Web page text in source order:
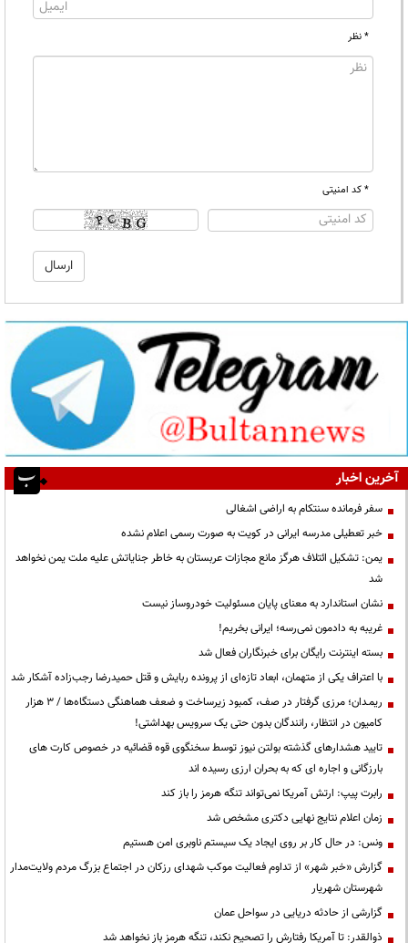
* نظر
* کد امنیتی
آخرین اخبار
سفر فرمانده سنتکام به اراضی اشغالی
خبر تعطیلی مدرسه ایرانی در کویت به صورت رسمی اعلام نشده
یمن: تشکیل ائتلاف هرگز مانع مجازات عربستان به خاطر جنایاتش علیه ملت یمن نخواهد
شد
نشان استاندارد به معنای پایان مسئولیت خودروساز نیست
غریبه به دادمون نمی‌رسه؛ ایرانی بخریم!
بسته اینترنت رایگان برای خبرنگاران فعال شد
با اعتراف یکی از متهمان، ابعاد تازه‌ای از پرونده ربایش و قتل حمیدرضا رجب‌زاده آشکار شد
ریمـدان؛ مرزی گرفتار در صف، کمبود زیرساخت و ضعف هماهنگی دستگاه‌ها / ۳ هزار
کامیون در انتظار، رانندگان بدون حتی یک سرویس بهداشتی!
تایید هشدارهای گذشته بولتن نیوز توسط سخنگوی قوه قضائیه در خصوص کارت های
بارزگانی و اجاره ای که به بحران ارزی رسیده اند
رابرت پیپ: ارتش آمریکا نمی‌تواند تنگه هرمز را باز کند
زمان اعلام نتایج نهایی دکتری مشخص شد
ونس: در حال کار بر روی ایجاد یک سیستم ناوبری امن هستیم
گزارش «خبر شهر» از تداوم فعالیت موکب شهدای رزکان در اجتماع بزرگ مردم ولایت‌مدار
شهرستان شهریار
گزارشی از حادثه دریایی در سواحل عمان
ذوالقدر: تا آمریکا رفتارش را تصحیح نکند، تنگه هرمز باز نخواهد شد